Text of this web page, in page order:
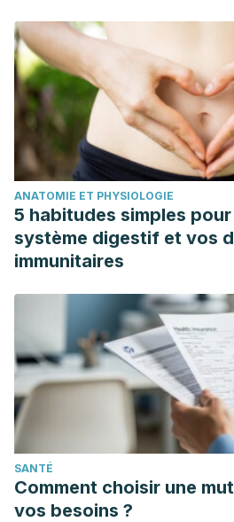
2016;
ANATOMIE ET PHYSIOLOGIE
5 habitudes simples
système digestif et vos
immunitaires
SANTÉ
Comment choisir une
vos besoins ?